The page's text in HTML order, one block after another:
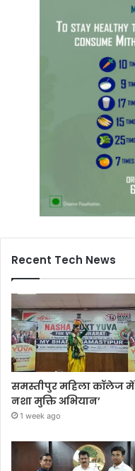
Recent Tech News
समस्तीपुर महिला कॉलेज में
नशा मुक्ति अभियान’
1 week ago